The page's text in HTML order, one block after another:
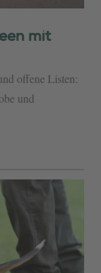
mit
offene Listen:
und